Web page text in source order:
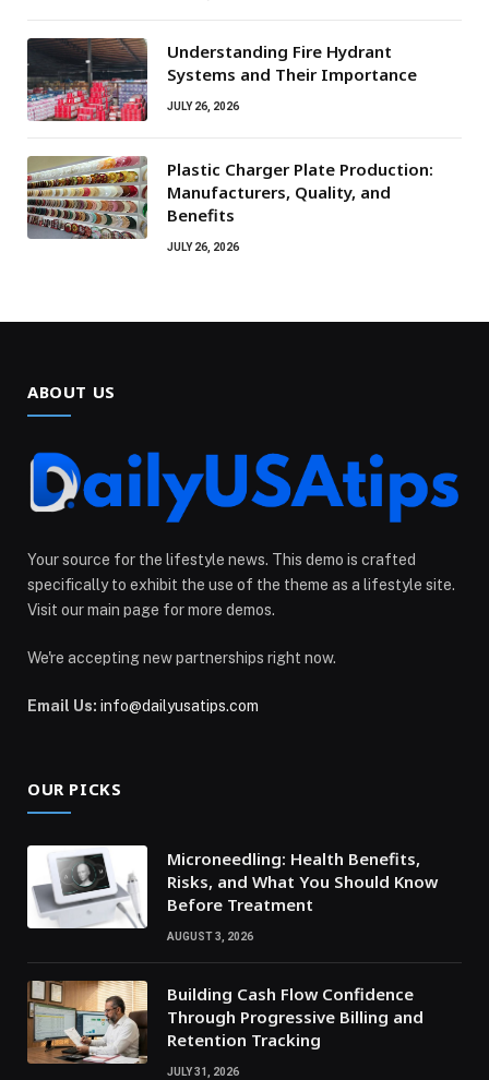
Understanding Fire Hydrant
Systems and Their Importance
JULY 26, 2026
Plastic Charger Plate Production:
Manufacturers, Quality, and
Benefits
JULY 26, 2026
ABOUT US
Your source for the lifestyle news. This demo is crafted
specifically to exhibit the use of the theme as a lifestyle site.
Visit our main page for more demos.
We're accepting new partnerships right now.
Email Us: info@dailyusatips.com
OUR PICKS
Microneedling: Health Benefits,
Risks, and What You Should Know
Before Treatment
AUGUST 3, 2026
Building Cash Flow Confidence
Through Progressive Billing and
Retention Tracking
JULY 31, 2026